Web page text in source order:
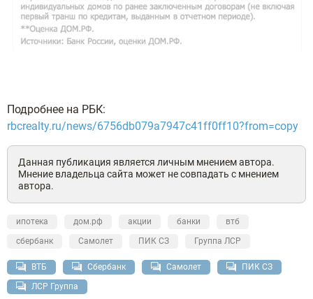
Подробнее на РБК:
rbcrealty.ru/news/6756db079a7947c41ff0ff10?from=copy
Данная публикация является личным мнением автора.
Мнение владельца сайта может не совпадать с мнением
автора.
ипотека дом.рф акции банки
втб
сбербанк
Самолет ПИК СЗ Группа ЛСР
ВТБ Сбербанк Самолет
ПИК СЗ
ЛСР Группа